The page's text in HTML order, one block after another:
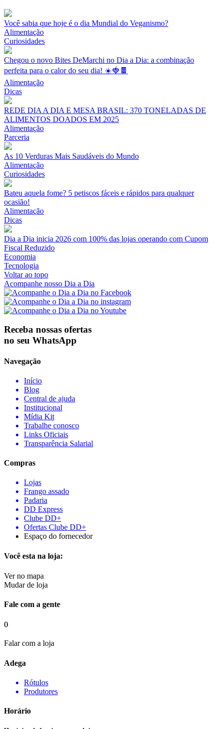
Você sabia que hoje é o dia Mundial do Veganismo?
Alimentação
Curiosidades
Chegou o novo Bites DeMarchi no Dia a Dia: a combinação
perfeita para o calor do seu dia! ☀️🍓🍫
Alimentação
Dicas
REDE DIA A DIA E MESA BRASIL: 370 TONELADAS DE
ALIMENTOS DOADOS EM 2025
Alimentação
Parceria
As 10 Verduras Mais Saudáveis do Mundo
Alimentação
Curiosidades
Bateu aquela fome? 5 petiscos fáceis e rápidos para qualquer
ocasião!
Alimentação
Dicas
Dia a Dia inicia 2026 com 100% das lojas operando com Cupom
Fiscal Reduzido
Economia
Tecnologia
Voltar ao topo
Acompanhe nosso Dia a Dia
Receba nossas ofertas
no seu WhatsApp
Navegação
Início
Blog
Central de ajuda
Institucional
Mídia Kit
Trabalhe conosco
Links Oficiais
Transparência Salarial
Compras
Lojas
Frango assado
Padaria
DD Express
Clube DD+
Ofertas Clube DD+
Espaço do fornecedor
Você esta na loja:
Ver no mapa
Mudar de loja
Fale com a gente
()
Falar com a loja
Adega
Rótulos
Produtores
Horário